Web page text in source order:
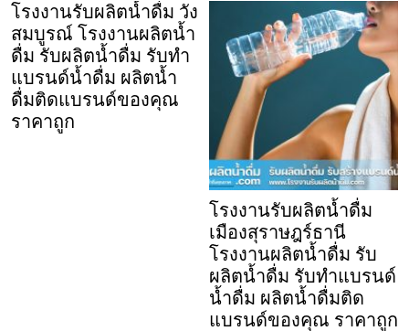
โรงงานรับผลิตน้ำดื่ม วัง
สมบูรณ์ โรงงานผลิตน้ำ
ดื่ม รับผลิตน้ำดื่ม รับทำ
แบรนด์น้ำดื่ม ผลิตน้ำ
ดื่มติดแบรนด์ของคุณ
ราคาถูก
โรงงานรับผลิตน้ำดื่ม
เมืองสุราษฎร์ธานี
โรงงานผลิตน้ำดื่ม รับ
ผลิตน้ำดื่ม รับทำแบรนด์
น้ำดื่ม ผลิตน้ำดื่มติด
แบรนด์ของคุณ ราคาถูก